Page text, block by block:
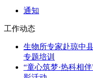
通知
工作动态
生物所专家赴琼中
专题培训
“童心筑梦·热科相